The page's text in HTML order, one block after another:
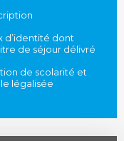
d’identité dont
de séjour délivré
de scolarité et
légalisée